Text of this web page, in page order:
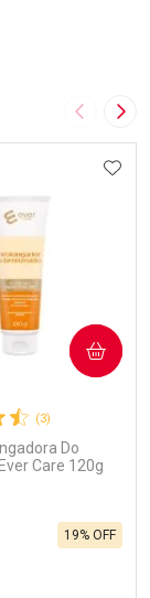
Imagem
FAVORITOS
(3)
Do
Care 120g
19% OFF
COMPRAR